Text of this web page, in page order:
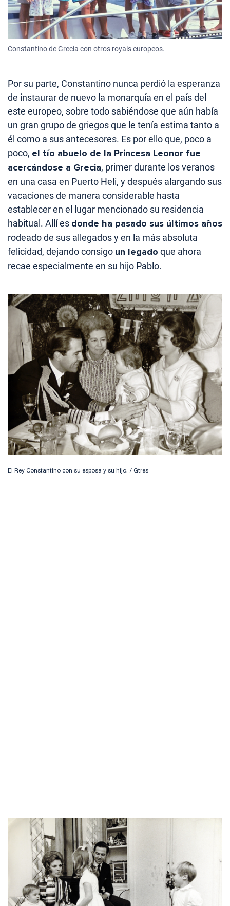
Constantino de Grecia con otros royals europeos.
Por su parte, Constantino nunca perdió la esperanza
de instaurar de nuevo la monarquía en el país del
este europeo, sobre todo sabiéndose que aún había
un gran grupo de griegos que le tenía estima tanto a
él como a sus antecesores. Es por ello que, poco a
poco, el tío abuelo de la Princesa Leonor fue
acercándose a Grecia, primer durante los veranos
en una casa en Puerto Heli, y después alargando sus
vacaciones de manera considerable hasta
establecer en el lugar mencionado su residencia
habitual. Allí es donde ha pasado sus últimos años
rodeado de sus allegados y en la más absoluta
felicidad, dejando consigo un legado que ahora
recae especialmente en su hijo Pablo.
El Rey Constantino con su esposa y su hijo. / Gtres